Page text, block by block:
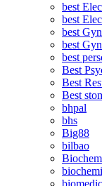
best
best
best
best
best
Best
Best
Best
bhpal
bhs
Big88
bilbao